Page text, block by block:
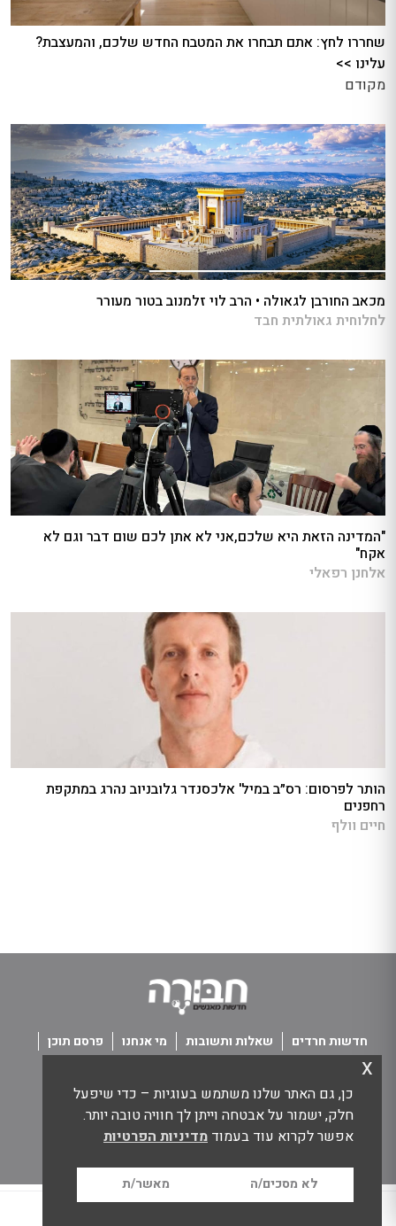
כן, גם האתר שלנו משתמש בעוגיות – כדי שיפעל
חלק, ישמור על אבטחה וייתן לך חוויה טובה יותר.
אפשר לקרוא עוד בעמוד מדיניות הפרטיות
לא מסכים/ה מאשר/ת
x
שחררו לחץ: אתם תבחרו את המטבח החדש שלכם, והמעצבת?
עלינו >>
מקודם
מכאב החורבן לגאולה • הרב לוי זלמנוב בטור מעורר
לחלוחית גאולתית חבד
"המדינה הזאת היא שלכם,אני לא אתן לכם שום דבר וגם לא
אקח"
אלחנן רפאלי
הותר לפרסום: רס״ב במיל' אלכסנדר גלובניוב נהרג במתקפת
רחפנים
חיים וולף
חדשות חרדים שאלות ותשובות מי אנחנו
פרסם תוכן
כל הזכויות שמורות חבורה - חדשות מאנשים